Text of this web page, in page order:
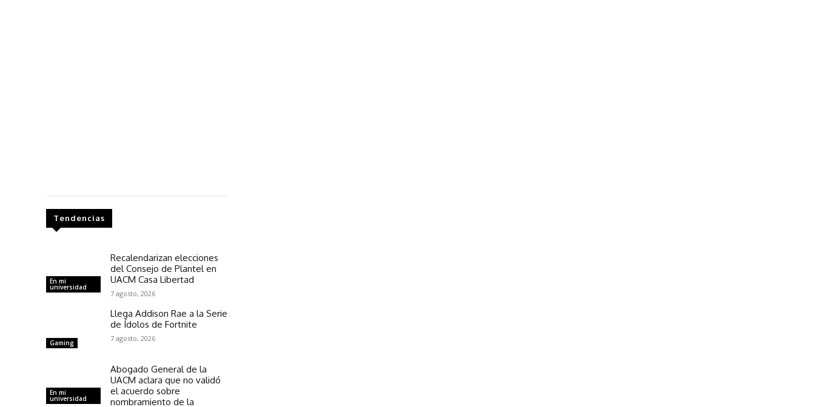
Tendencias
En mi
universidad
Recalendarizan elecciones
del Consejo de Plantel en
UACM Casa Libertad
7 agosto, 2026
Gaming
Llega Addison Rae a la Serie
de Ídolos de Fortnite
7 agosto, 2026
En mi
universidad
Abogado General de la
UACM aclara que no validó
el acuerdo sobre
nombramiento de la